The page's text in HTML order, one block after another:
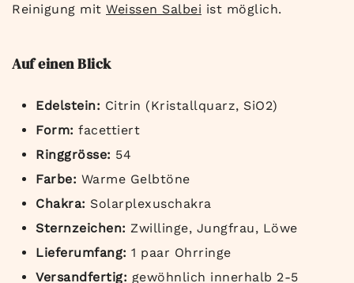
Reinigung mit Weissen Salbei ist möglich.
Auf einen Blick
Edelstein: Citrin (Kristallquarz, SiO2)
Form: facettiert
Ringgrösse: 54
Farbe: Warme Gelbtöne
Chakra: Solarplexuschakra
Sternzeichen: Zwillinge, Jungfrau, Löwe
Lieferumfang: 1 paar Ohrringe
Versandfertig: gewöhnlich innerhalb 2-5